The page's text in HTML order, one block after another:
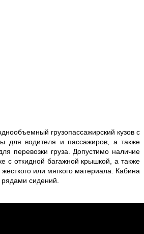
грузопассажирский кузов с
для водителя и пассажиров, а также
перевозки груза. Допустимо наличие
с откидной багажной крышкой, а также
или мягкого материала. Кабина
сидений.